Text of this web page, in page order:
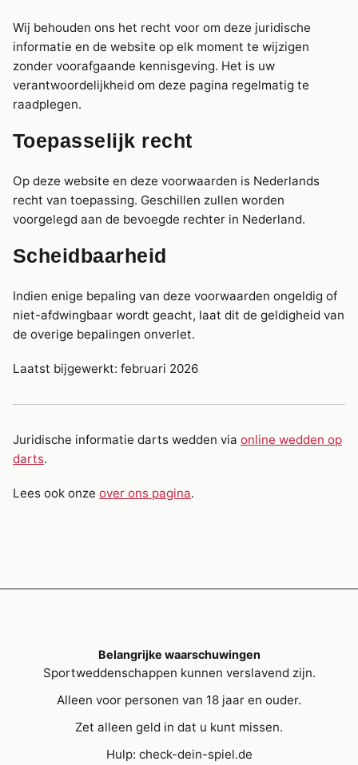
Wij behouden ons het recht voor om deze juridische
informatie en de website op elk moment te wijzigen
zonder voorafgaande kennisgeving. Het is uw
verantwoordelijkheid om deze pagina regelmatig te
raadplegen.
Toepasselijk recht
Op deze website en deze voorwaarden is Nederlands
recht van toepassing. Geschillen zullen worden
voorgelegd aan de bevoegde rechter in Nederland.
Scheidbaarheid
Indien enige bepaling van deze voorwaarden ongeldig of
niet-afdwingbaar wordt geacht, laat dit de geldigheid van
de overige bepalingen onverlet.
Laatst bijgewerkt: februari 2026
Juridische informatie darts wedden via online wedden op
darts.
Lees ook onze over ons pagina.
Belangrijke waarschuwingen
Sportweddenschappen kunnen verslavend zijn.
Alleen voor personen van 18 jaar en ouder.
Zet alleen geld in dat u kunt missen.
Hulp: check-dein-spiel.de